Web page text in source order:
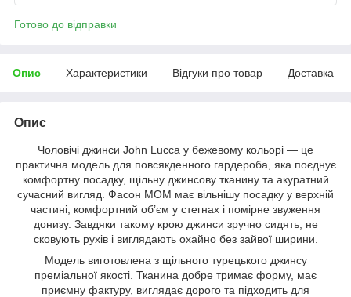
Готово до відправки
Опис Характеристики Відгуки про товар Доставка
Опис
Чоловічі джинси John Lucca у бежевому кольорі — це
практична модель для повсякденного гардероба, яка поєднує
комфортну посадку, щільну джинсову тканину та акуратний
сучасний вигляд. Фасон MOM має вільнішу посадку у верхній
частині, комфортний об’єм у стегнах і помірне звуження
донизу. Завдяки такому крою джинси зручно сидять, не
сковують рухів і виглядають охайно без зайвої ширини.
Модель виготовлена з щільного турецького джинсу
преміальної якості. Тканина добре тримає форму, має
приємну фактуру, виглядає дорого та підходить для